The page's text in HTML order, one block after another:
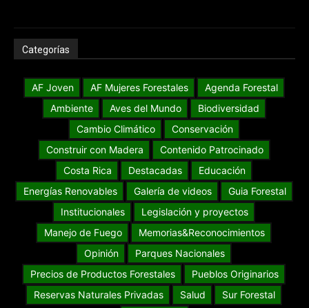
Categorías
AF Joven AF Mujeres Forestales
Agenda Forestal
Ambiente
Aves del Mundo
Biodiversidad
Cambio Climático
Conservación
Construir con Madera
Contenido Patrocinado
Costa Rica
Destacadas
Educación
Energías Renovables
Galería de videos
Guia Forestal
Institucionales
Legislación y proyectos
Manejo de Fuego
Memorias&Reconocimientos
Opinión
Parques Nacionales
Precios de Productos Forestales
Pueblos Originarios
Reservas Naturales Privadas
Salud
Sur Forestal